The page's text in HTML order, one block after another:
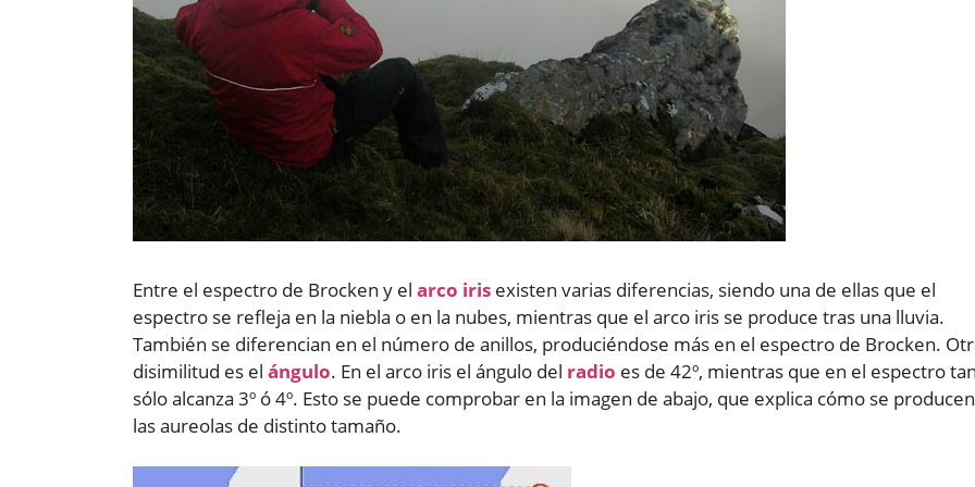
Entre el espectro de Brocken y el arco iris existen varias diferencias, siendo una de ellas que el
espectro se refleja en la niebla o en la nubes, mientras que el arco iris se produce tras una lluvia.
También se diferencian en el número de anillos, produciéndose más en el espectro de Brocken.
disimilitud es el ángulo. En el arco iris el ángulo del radio es de 42º, mientras que en el espectro
sólo alcanza 3º ó 4º. Esto se puede comprobar en la imagen de abajo, que explica cómo se producen
las aureolas de distinto tamaño.